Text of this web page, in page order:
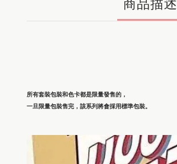
所有套裝包裝和色卡都是限量發售的，
一旦限量包裝售完，該系列將會採用標準包裝。